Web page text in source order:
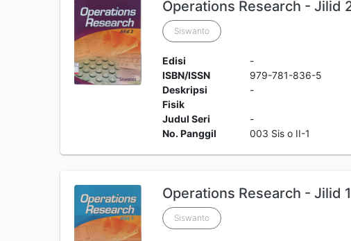
Operations Research - Jilid
Siswanto
Edisi
-
ISBN/ISSN
979-781-836-5
Deskripsi
Fisik
-
Judul Seri
-
No. Panggil
003 Sis o II-1
Operations Research - Jilid 1
Siswanto